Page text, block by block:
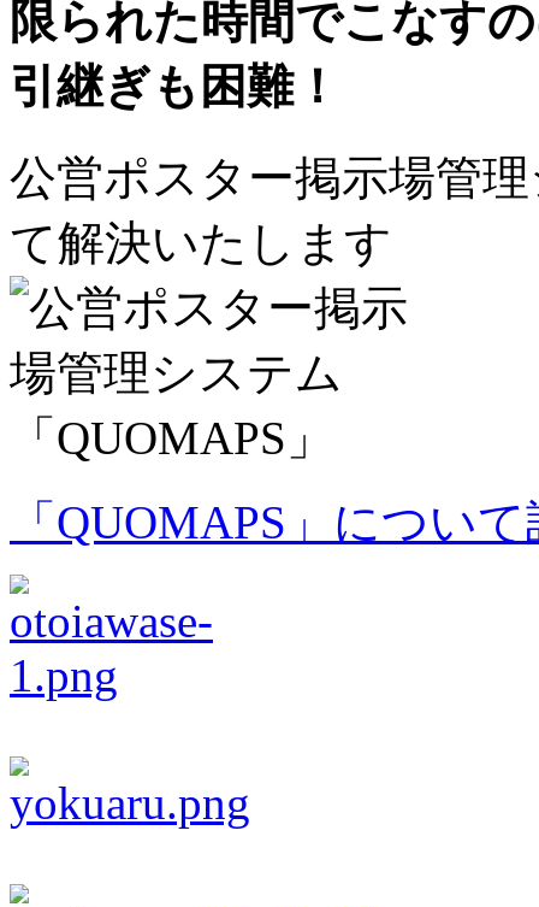
限られた時間でこなす
引継ぎも困難！
公営ポスター掲示場管
て解決いたします
「QUOMAPS」につい